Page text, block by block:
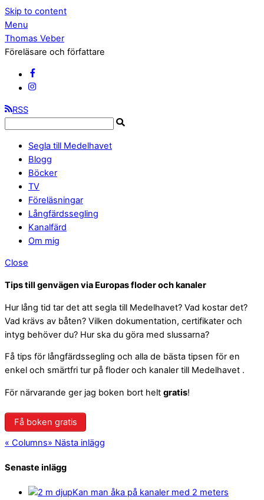
Skip to content
Menu
Thomas Veber
Föreläsare och författare
RSS
Segla till Medelhavet
Blogg
Böcker
TV
Föreläsningar
Långfärdssegling
Kanalfärd
Om mig
Close
Tips till genvägen via Europas floder och kanaler
Hur lång tid tar det att segla till Medelhavet? Vad kostar det?
Vad krävs av båten? Vilken dokumentation, certifikater och
intyg behöver du? Hur ska du göra med slussarna?
Få tips för långfärdssegling och alla de bästa tipsen för en
enkel och smärtfri tur på floder och kanaler till Medelhavet .
För närvarande ger jag boken bort helt gratis!
Få boken gratis
« Columns» Nästa inlägg
Senaste inlägg
Kan man åka på kanaler med 2 meters